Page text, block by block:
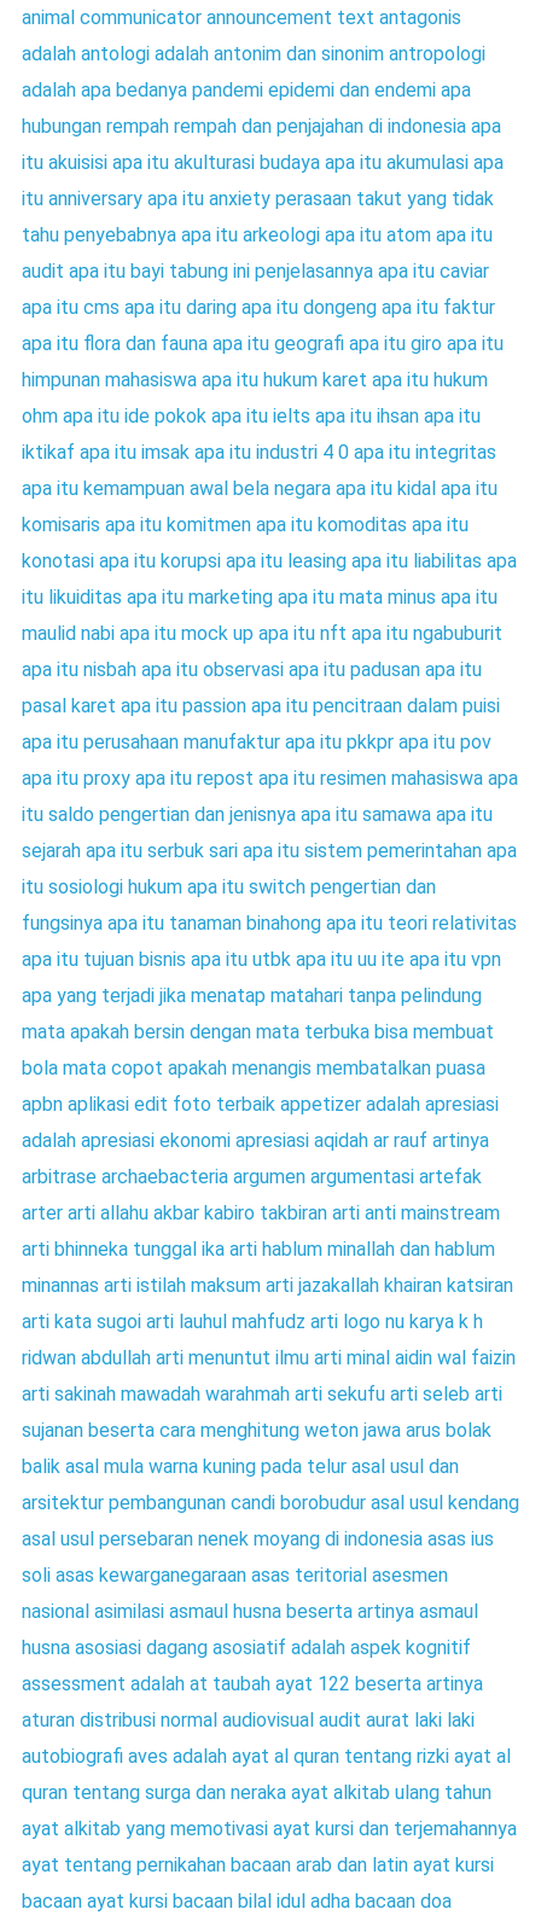
animal communicator announcement text antagonis
adalah antologi adalah antonim dan sinonim antropologi
adalah apa bedanya pandemi epidemi dan endemi apa
hubungan rempah rempah dan penjajahan di indonesia apa
itu akuisisi apa itu akulturasi budaya apa itu akumulasi apa
itu anniversary apa itu anxiety perasaan takut yang tidak
tahu penyebabnya apa itu arkeologi apa itu atom apa itu
audit apa itu bayi tabung ini penjelasannya apa itu caviar
apa itu cms apa itu daring apa itu dongeng apa itu faktur
apa itu flora dan fauna apa itu geografi apa itu giro apa itu
himpunan mahasiswa apa itu hukum karet apa itu hukum
ohm apa itu ide pokok apa itu ielts apa itu ihsan apa itu
iktikaf apa itu imsak apa itu industri 4 0 apa itu integritas
apa itu kemampuan awal bela negara apa itu kidal apa itu
komisaris apa itu komitmen apa itu komoditas apa itu
konotasi apa itu korupsi apa itu leasing apa itu liabilitas apa
itu likuiditas apa itu marketing apa itu mata minus apa itu
maulid nabi apa itu mock up apa itu nft apa itu ngabuburit
apa itu nisbah apa itu observasi apa itu padusan apa itu
pasal karet apa itu passion apa itu pencitraan dalam puisi
apa itu perusahaan manufaktur apa itu pkkpr apa itu pov
apa itu proxy apa itu repost apa itu resimen mahasiswa apa
itu saldo pengertian dan jenisnya apa itu samawa apa itu
sejarah apa itu serbuk sari apa itu sistem pemerintahan apa
itu sosiologi hukum apa itu switch pengertian dan
fungsinya apa itu tanaman binahong apa itu teori relativitas
apa itu tujuan bisnis apa itu utbk apa itu uu ite apa itu vpn
apa yang terjadi jika menatap matahari tanpa pelindung
mata apakah bersin dengan mata terbuka bisa membuat
bola mata copot apakah menangis membatalkan puasa
apbn aplikasi edit foto terbaik appetizer adalah apresiasi
adalah apresiasi ekonomi apresiasi aqidah ar rauf artinya
arbitrase archaebacteria argumen argumentasi artefak
arter arti allahu akbar kabiro takbiran arti anti mainstream
arti bhinneka tunggal ika arti hablum minallah dan hablum
minannas arti istilah maksum arti jazakallah khairan katsiran
arti kata sugoi arti lauhul mahfudz arti logo nu karya k h
ridwan abdullah arti menuntut ilmu arti minal aidin wal faizin
arti sakinah mawadah warahmah arti sekufu arti seleb arti
sujanan beserta cara menghitung weton jawa arus bolak
balik asal mula warna kuning pada telur asal usul dan
arsitektur pembangunan candi borobudur asal usul kendang
asal usul persebaran nenek moyang di indonesia asas ius
soli asas kewarganegaraan asas teritorial asesmen
nasional asimilasi asmaul husna beserta artinya asmaul
husna asosiasi dagang asosiatif adalah aspek kognitif
assessment adalah at taubah ayat 122 beserta artinya
aturan distribusi normal audiovisual audit aurat laki laki
autobiografi aves adalah ayat al quran tentang rizki ayat al
quran tentang surga dan neraka ayat alkitab ulang tahun
ayat alkitab yang memotivasi ayat kursi dan terjemahannya
ayat tentang pernikahan bacaan arab dan latin ayat kursi
bacaan ayat kursi bacaan bilal idul adha bacaan doa